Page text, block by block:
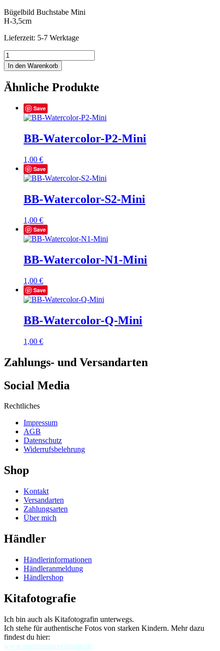
Bügelbild Buchstabe Mini
H-3,5cm
Lieferzeit: 5-7 Werktage
BB-
Watercolor-
T2-
Mini
Menge
In den Warenkorb
Ähnliche Produkte
Save
BB-Watercolor-P2-Mini
1,00 €
Save
BB-Watercolor-S2-Mini
1,00 €
Save
BB-Watercolor-N1-Mini
1,00 €
Save
BB-Watercolor-Q-Mini
1,00 €
Zahlungs- und Versandarten
Social Media
Rechtliches
Impressum
AGB
Datenschutz
Widerrufsbelehrung
Shop
Kontakt
Versandarten
Zahlungsarten
Über mich
Händler
Händlerinformationen
Händleranmeldung
Händlershop
Kitafotografie
Ich bin auch als Kitafotografin unterwegs.
Ich stehe für authentische Fotos von starken Kindern. Mehr dazu
findest du hier:
www.marinastauvermann.de